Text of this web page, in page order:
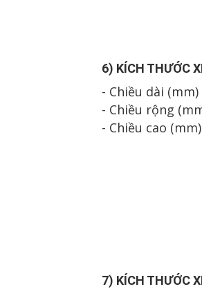
6) KÍCH THƯỚC
- Chiều dài (mm)
- Chiều rộng
- Chiều cao
7) KÍCH THƯỚC